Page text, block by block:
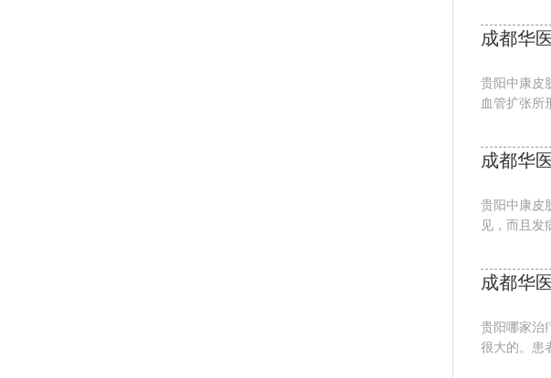
成都华
贵阳中康皮
血管扩张所
成都华
贵阳中康皮
见，而且发
成都华
贵阳哪家治
很大的。患